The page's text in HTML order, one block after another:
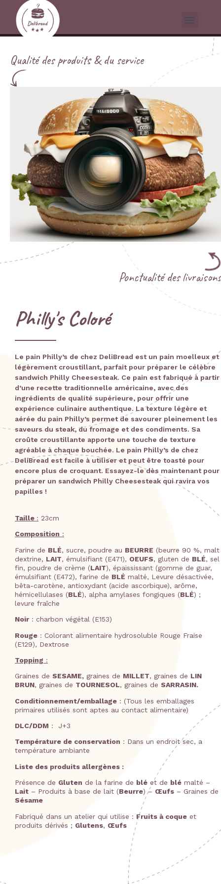
Qualité des produits & du service
Ponctualité des livraisons
Philly's Coloré
Le pain Philly’s de chez DeliBread est un pain moelleux et
légèrement croustillant, parfait pour préparer le célèbre
sandwich Philly Cheesesteak. Ce pain est fabriqué à partir
d’une recette traditionnelle américaine, avec des
ingrédients de qualité supérieure, pour offrir une
expérience culinaire authentique. La texture légère et
aérée du pain Philly’s permet de savourer pleinement les
saveurs du steak, du fromage et des condiments. Sa
croûte croustillante apporte une touche de texture
agréable à chaque bouchée. Le pain Philly’s de chez
DeliBread est facile à utiliser et peut être toasté pour
encore plus de croquant. Essayez-le dès maintenant pour
préparer un sandwich Philly Cheesesteak qui ravira vos
papilles !
Taille : 23cm
Composition :
Farine de BLÉ, sucre, poudre au BEURRE (beurre 90 %, malt
dextrine, LAIT, émulsifiant (E471), OEUFS, gluten de BLÉ, sel
fin, poudre de crème (LAIT), épaississant (gomme de guar,
émulsifiant (E472), farine de BLÉ malté, Levure désactivée,
bêta-carotène, antioxydant (acide ascorbique), arôme,
hémicellulases (BLÉ), alpha amylases fongiques (BLÉ) ;
levure fraîche
Noir : charbon végétal (E153)
Rouge : Colorant alimentaire hydrosoluble Rouge Fraise
(E129), Dextrose
Topping :
Graines de SESAME, graines de MILLET, graines de LIN
BRUN, graines de TOURNESOL, graines de SARRASIN.
Conditionnement/emballage : (Tous les emballages
primaires utilisés sont aptes au contact alimentaire)
DLC/DDM : J+3
Température de conservation : Dans un endroit sec, a
température ambiante
Liste des produits allergènes :
Présence de Gluten de la farine de blé et de blé malté –
Lait – Produits à base de lait (Beurre) – Œufs – Graines de
Sésame
Fabriqué dans un atelier qui utilise : Fruits à coque et
produits dérivés ; Glutens, Œufs